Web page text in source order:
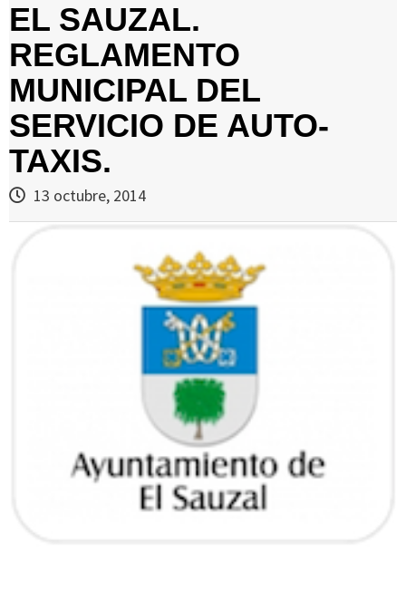
EL SAUZAL.
REGLAMENTO
MUNICIPAL DEL
SERVICIO DE AUTO-
TAXIS.
13 octubre, 2014